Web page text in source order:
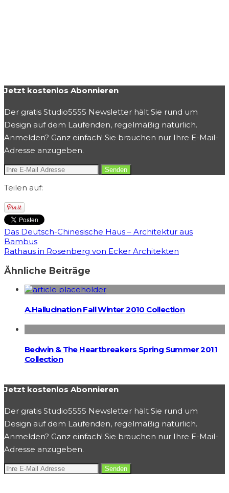
Jetzt kostenlos Abonnieren
Der gratis Studio5555 Newsletter hält Sie rund um
Design auf dem Laufenden, regelmäßig natürlich.
Anmelden? Ganz einfach! Sie brauchen nur Ihre E-Mail-
Adresse anzugeben.
Teilen auf:
Das Deutsch-Chinesische Haus – Architektur aus
Bambus
Rathaus in Rosenberg von Ecker Architekten
Ähnliche Beiträge
A.Hallucination Fall Winter 2010 Collection
Bedwin & The Heartbreakers Spring Summer 2011
Collection
Jetzt kostenlos Abonnieren
Der gratis Studio5555 Newsletter hält Sie rund um
Design auf dem Laufenden, regelmäßig natürlich.
Anmelden? Ganz einfach! Sie brauchen nur Ihre E-Mail-
Adresse anzugeben.